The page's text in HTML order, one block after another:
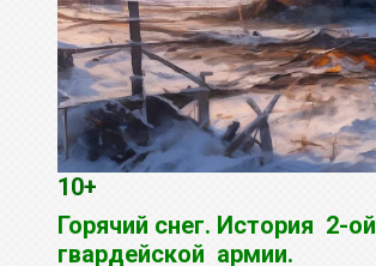
10+
Горячий снег. История 2-ой
гвардейской армии.